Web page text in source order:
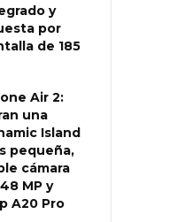
y
por
de 185
Air 2:
una
Island
pequeña,
cámara
MP y
A20 Pro